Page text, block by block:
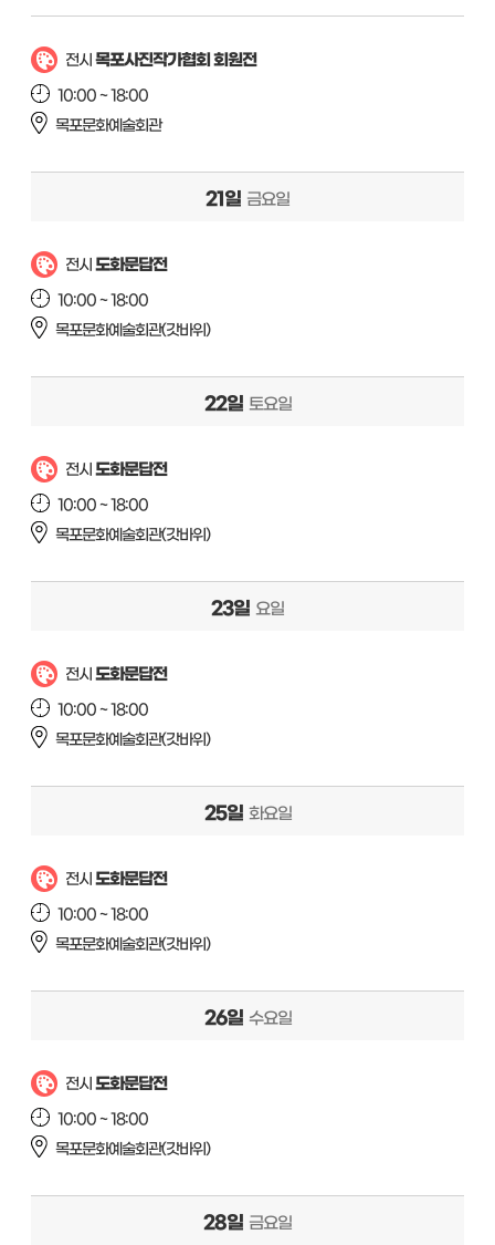
전시 목포사진작가협회 회원전
10:00 ~ 18:00
목포문화예술회관
21일 금요일
전시 도화문답전
10:00 ~ 18:00
목포문화예술회관(갓바위)
22일 토요일
전시 도화문답전
10:00 ~ 18:00
목포문화예술회관(갓바위)
23일 요일
전시 도화문답전
10:00 ~ 18:00
목포문화예술회관(갓바위)
25일 화요일
전시 도화문답전
10:00 ~ 18:00
목포문화예술회관(갓바위)
26일 수요일
전시 도화문답전
10:00 ~ 18:00
목포문화예술회관(갓바위)
28일 금요일